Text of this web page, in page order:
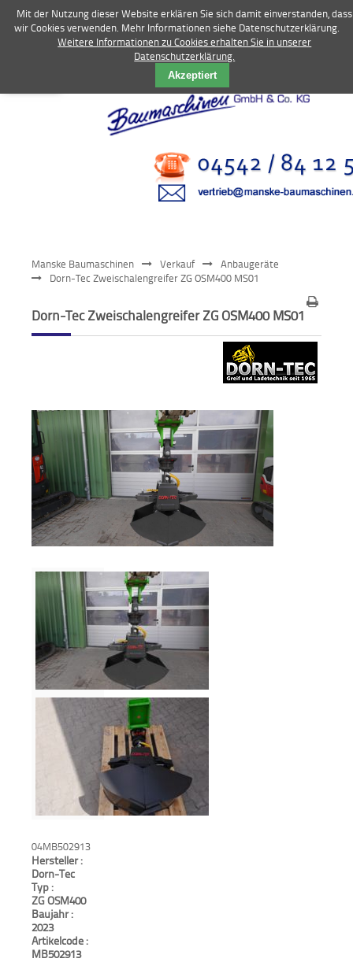
Bagger
Kommunaltechnik
Anbaugeräte
Bagger
Radlader
Fahrzeuge
Stromerzeuger
Kommunaltechnik
Anbaugeräte
Sonstiges
Sonderaktionen
Aktionen
Angebote
Manske Baumaschinen Verkauf
Anbaugeräte
Dorn-Tec Zweischalengreifer ZG OSM400 MS01
Dorn-Tec Zweischalengreifer ZG OSM400 MS01
04MB502913
Hersteller :
Dorn-Tec
Typ :
ZG OSM400
Baujahr :
2023
Artikelcode :
MB502913
Mit der Nutzung dieser Website erklären Sie sich damit einverstanden, dass
wir Cookies verwenden. Mehr Informationen siehe Datenschutzerklärung.
Weitere Informationen zu Cookies erhalten Sie in unserer
Datenschutzerklärung.
Akzeptiert